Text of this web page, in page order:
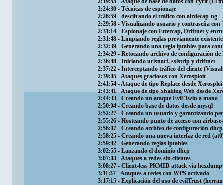
2:19:55​ - Ataque de base de datos con Pyrit (El
2:24:30​ - Técnicas de espionaje
2:26:59​ - descifrando el tráfico con airdecap-ng
2:29:58​ - Visualizando usuario y contraseña con
2:31:14​ - Espionaje con Ettercap, Driftnet y
2:31:48​ - Limpiando reglas previamente
2:32:39​ - Generando una regla iptables para
2:34:29​ - Retocando archivo de configuración de
2:36:48​ - Iniciando urlsnarf, sslstrip y driftnet
2:37:22​ - Interceptando tráfico del cliente
2:39:05​ - Ataques graciosos con Xerosploit
2:41:54​ - Ataque de tipo Replace desde
2:43:41​ - Ataque de tipo Shaking Web desde
2:44:33​ - Creando un ataque Evil Twin a mano
2:50:04​ - Creando base de datos desde mysql
2:52:27​ - Creando un usuario y garantizando
2:55:26​ - Hosteando punto de acceso con
2:56:07​ - Creando archivo de configuración
2:58:25​ - Creando una nueva interfaz de red
2:59:42​ - Generando reglas iptables
3:02:55​ - Lanzando el dominio dhcp
3:07:03​ - Ataques a redes sin clientes
3:08:27​ - Client-less PKMID attack via
3:11:37​ - Ataques a redes con WPS activado
3:17:15​ - Explicación del uso de evilTrust